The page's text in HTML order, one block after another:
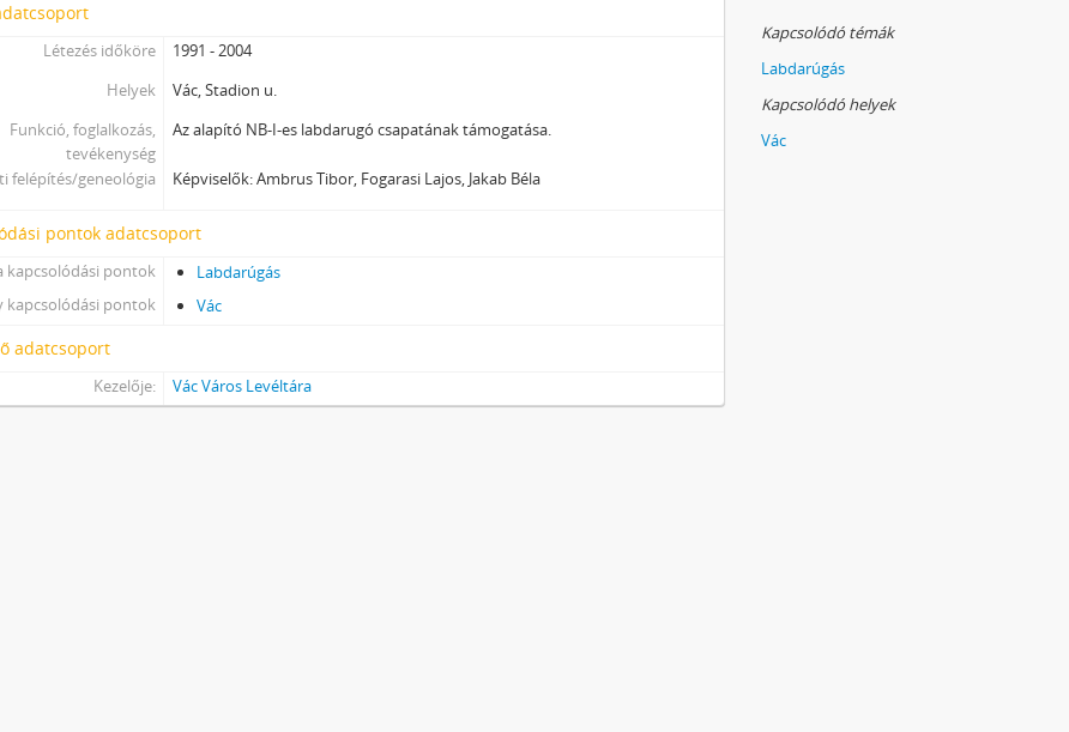
Létezés időköre
1991 - 2004
Helyek
Vác, Stadion u.
Funkció, foglalkozás,
tevékenység
Az alapító NB-I-es labdarugó csapatának támogatása.
felépítés/geneológia Képviselők: Ambrus Tibor, Fogarasi Lajos, Jakab Béla
pontok adatcsoport
kapcsolódási pontok
Labdarúgás
kapcsolódási pontok
Vác
adatcsoport
Kezelője: Vác Város Levéltára
Kapcsolódó témák
Labdarúgás
Kapcsolódó helyek
Vác